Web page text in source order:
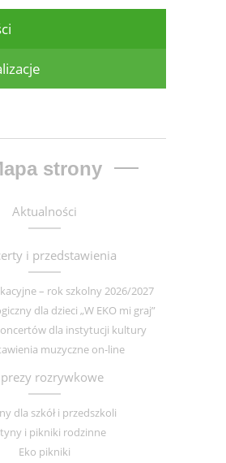
strony
Aktualności
i przedstawienia
– rok szkolny 2026/2027
dla dzieci „W EKO mi graj”
dla instytucji kultury
muzyczne on-line
rozrywkowe
dla szkół i przedszkoli
i pikniki rodzinne
Eko pikniki